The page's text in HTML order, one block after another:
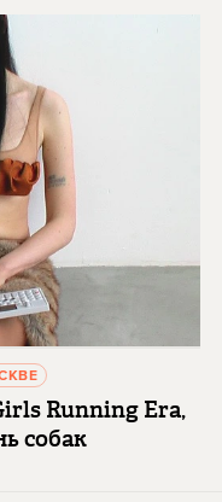
Running Era,
собак